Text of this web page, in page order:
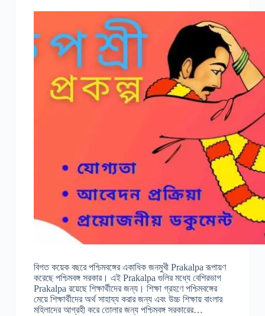
বিগত কয়েক বছরে পশ্চিমবঙ্গের একাধিক জনমুখী Prakalpa রূপায়ণ
করেছে পশ্চিমবঙ্গ সরকার। এই Prakalpa গুলির মধ্যে বেশিরভাগ
Prakalpa রয়েছে শিক্ষার্থীদের জন্য। শিক্ষা গ্রহণে পশ্চিমবঙ্গের
মেয়ে শিক্ষার্থীদের অর্থ সাহায্য করার জন্য এবং উচ্চ শিক্ষায় বাংলার
মহিলাদের আগ্রহী করে তোলার জন্য পশ্চিমবঙ্গ সরকারের…